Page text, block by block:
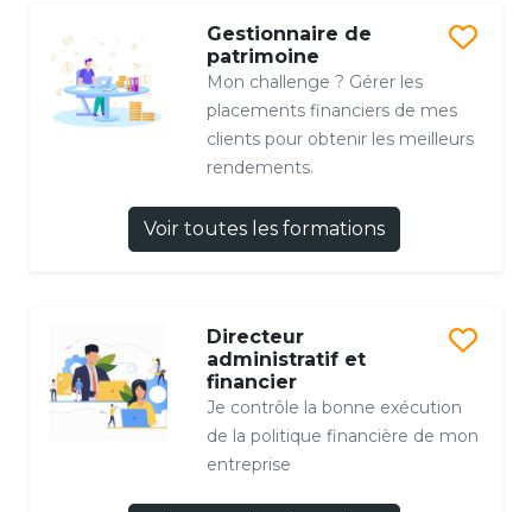
Gestionnaire de
patrimoine
Mon challenge ? Gérer les
placements financiers de mes
clients pour obtenir les meilleurs
rendements.
Voir toutes les formations
Directeur
administratif et
financier
Je contrôle la bonne exécution
de la politique financière de mon
entreprise